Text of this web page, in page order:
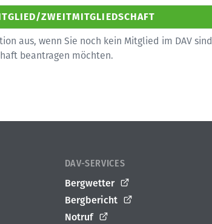
aus, wenn Sie noch kein Mitglied im DAV sind
beantragen möchten.
DAV-SERVICES
Bergwetter
Bergbericht
Notruf